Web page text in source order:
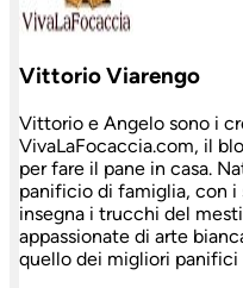
Vittorio Viarengo
Vittorio e Angelo sono i
VivaLaFocaccia.com, il
per fare il pane in casa.
panificio di famiglia, con
insegna i trucchi del
appassionate di arte
quello dei migliori panifici